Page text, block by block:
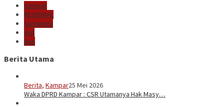
Kampar
REGIONAL
Sumatera
Hot
Bus
Berita Utama
Berita, Kampar25 Mei 2026
Waka DPRD Kampar : CSR Utamanya Hak Masy…